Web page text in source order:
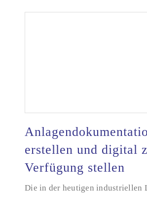
Verfügung stellen
erstellen und digital
Verfügung stellen
Die in der heutigen industriellen